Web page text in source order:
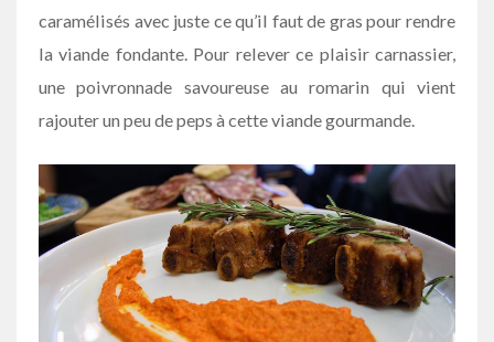
caramélisés avec juste ce qu’il faut de gras pour rendre
la viande fondante. Pour relever ce plaisir carnassier,
une poivronnade savoureuse au romarin qui vient
rajouter un peu de peps à cette viande gourmande.